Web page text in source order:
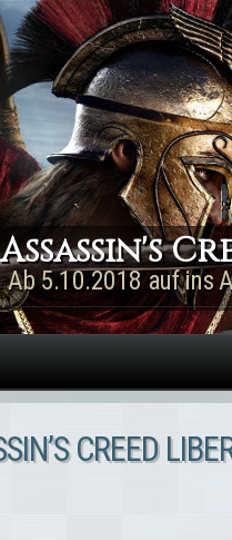
Direkt zum
Assassin's
Jetzt für PS4
CREED